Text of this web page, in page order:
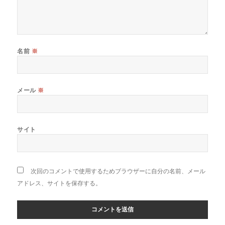
名前 ※
メール ※
サイト
次回のコメントで使用するためブラウザーに自分の名前、メール
アドレス、サイトを保存する。